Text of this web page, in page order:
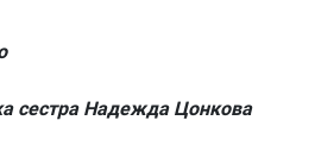
сестра Надежда Цонкова